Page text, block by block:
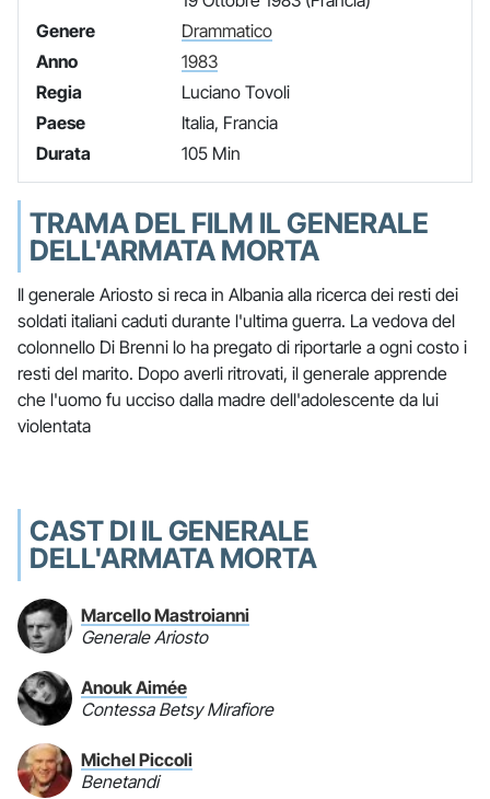
Genere
Drammatico
Anno
1983
Regia
Luciano Tovoli
Paese
Italia, Francia
Durata
105 Min
TRAMA DEL FILM IL GENERALE
DELL'ARMATA MORTA
Il generale Ariosto si reca in Albania alla ricerca dei resti dei
soldati italiani caduti durante l'ultima guerra. La vedova del
colonnello Di Brenni lo ha pregato di riportarle a ogni costo i
resti del marito. Dopo averli ritrovati, il generale apprende
che l'uomo fu ucciso dalla madre dell'adolescente da lui
violentata
CAST DI IL GENERALE
DELL'ARMATA MORTA
Marcello Mastroianni
Generale Ariosto
Anouk Aimée
Contessa Betsy Mirafiore
Michel Piccoli
Benetandi